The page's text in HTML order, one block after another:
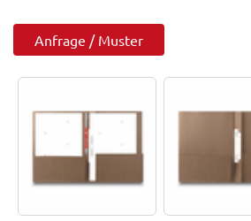
Anfrage / Muster